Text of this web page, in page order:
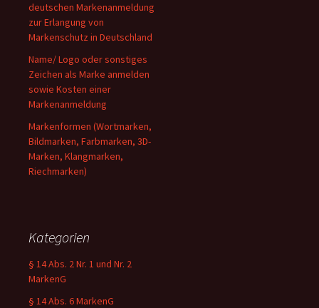
deutschen Markenanmeldung
zur Erlangung von
Markenschutz in Deutschland
Name/ Logo oder sonstiges
Zeichen als Marke anmelden
sowie Kosten einer
Markenanmeldung
Markenformen (Wortmarken,
Bildmarken, Farbmarken, 3D-
Marken, Klangmarken,
Riechmarken)
Kategorien
§ 14 Abs. 2 Nr. 1 und Nr. 2
MarkenG
§ 14 Abs. 6 MarkenG